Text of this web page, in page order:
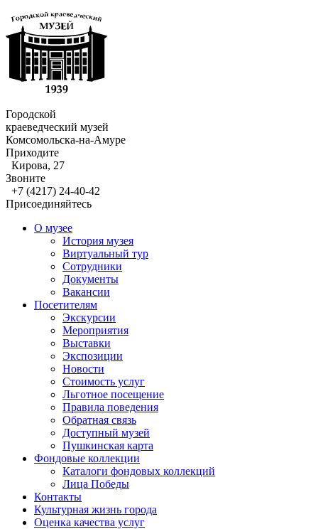
Городской
краеведческий музей
Комсомольска-на-Амуре
Приходите
Кирова, 27
Звоните
+7 (4217) 24-40-42
Присоединяйтесь
О музее
История музея
Виртуальный тур
Сотрудники
Документы
Вакансии
Посетителям
Экскурсии
Мероприятия
Выставки
Экспозиции
Новости
Стоимость услуг
Льготное посещение
Правила поведения
Обратная связь
Доступный музей
Пушкинская карта
Фондовые коллекции
Каталоги фондовых коллекций
Лица Победы
Контакты
Культурная жизнь города
Оценка качества услуг